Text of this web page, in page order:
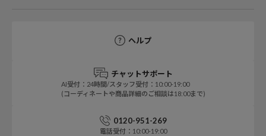
ヘルプ
チャットサポート
AI受付：24時間/スタッフ受付：10:00-19:00
(コーディネートや商品詳細のご相談は18:00まで)
0120-951-269
電話受付：10:00-19:00